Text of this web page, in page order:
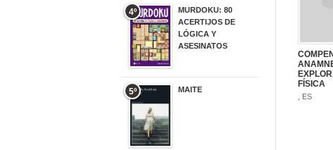
FÍSICA
, ES
4º
MURDOKU: 80
ACERTIJOS DE
LÓGICA Y
ASESINATOS
5º MAITE